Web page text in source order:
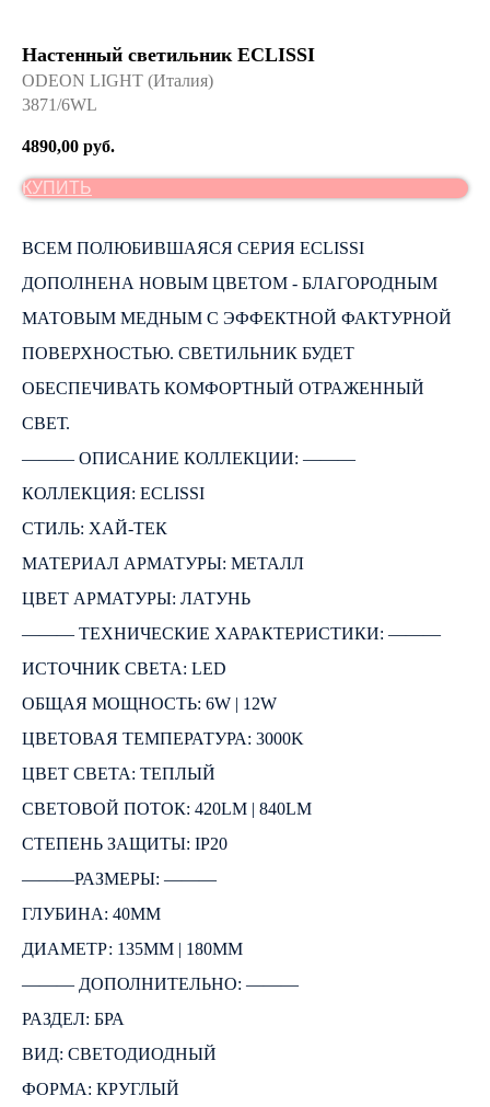
Настенный светильник ECLISSI
ODEON LIGHT (Италия)
3871/6WL
4890,00 руб.
КУПИТЬ
ВСЕМ ПОЛЮБИВШАЯСЯ СЕРИЯ ECLISSI
ДОПОЛНЕНА НОВЫМ ЦВЕТОМ - БЛАГОРОДНЫМ
МАТОВЫМ МЕДНЫМ С ЭФФЕКТНОЙ ФАКТУРНОЙ
ПОВЕРХНОСТЬЮ. СВЕТИЛЬНИК БУДЕТ
ОБЕСПЕЧИВАТЬ КОМФОРТНЫЙ ОТРАЖЕННЫЙ
СВЕТ.
――― ОПИСАНИЕ КОЛЛЕКЦИИ: ―――
КОЛЛЕКЦИЯ: ECLISSI
СТИЛЬ: ХАЙ-ТЕК
МАТЕРИАЛ АРМАТУРЫ: МЕТАЛЛ
ЦВЕТ АРМАТУРЫ: ЛАТУНЬ
――― ТЕХНИЧЕСКИЕ ХАРАКТЕРИСТИКИ: ―――
ИСТОЧНИК СВЕТА: LED
ОБЩАЯ МОЩНОСТЬ: 6W | 12W
ЦВЕТОВАЯ ТЕМПЕРАТУРА: 3000K
ЦВЕТ СВЕТА: ТЕПЛЫЙ
СВЕТОВОЙ ПОТОК: 420LM | 840LM
СТЕПЕНЬ ЗАЩИТЫ: IP20
―――РАЗМЕРЫ: ―――
ГЛУБИНА: 40ММ
ДИАМЕТР: 135ММ | 180ММ
――― ДОПОЛНИТЕЛЬНО: ―――
РАЗДЕЛ: БРА
ВИД: СВЕТОДИОДНЫЙ
ФОРМА: КРУГЛЫЙ